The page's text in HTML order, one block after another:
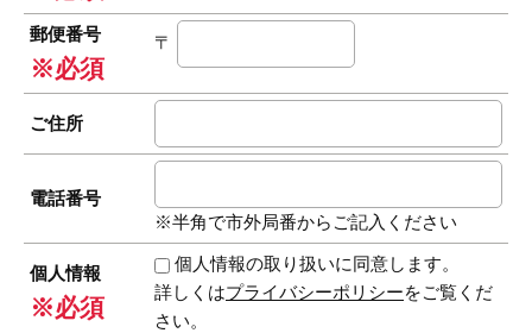
郵便番号
※必須
〒
ご住所
電話番号
※半角で市外局番からご記入ください
個人情報
※必須
個人情報の取り扱いに同意します。
詳しくはプライバシーポリシーをご覧くだ
さい。